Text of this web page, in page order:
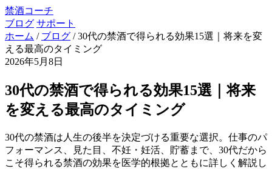
禁酒コーチ
ブログ サポート
ホーム / ブログ / 30代の禁酒で得られる効果15選｜将来を変
える最高のタイミング
2026年5月8日
30代の禁酒で得られる効果15選｜将来
を変える最高のタイミング
30代の禁酒は人生の後半を決定づける重要な選択。仕事のパ
フォーマンス、見た目、不妊・妊活、貯蓄まで、30代だから
こそ得られる禁酒の効果を医学的根拠とともに詳しく解説し